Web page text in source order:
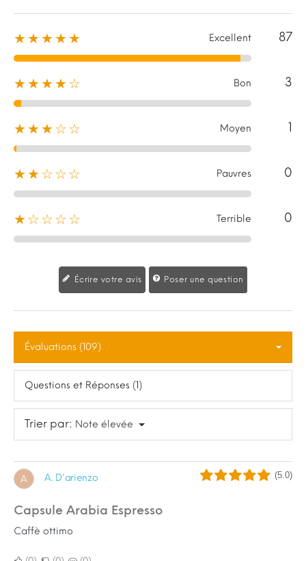
★★★★★ Excellent 87
★★★★☆ Bon 3
★★★☆☆ Moyen 1
★★☆☆☆ Pauvres 0
★☆☆☆☆ Terrible 0
Écrire votre avis Poser une question
Évaluations (109)
Questions et Réponses (1)
Trier par: Note élevée
A A. D'arienzo (5.0)
Capsule Arabia Espresso
Caffè ottimo